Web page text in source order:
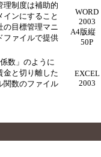
理制度は補助的
インにすること
の目標管理マニ
ファイルで提供
WORD
2003
A4版縦
50P
数」のように
金と切り離した
関数のファイル
EXCEL
2003